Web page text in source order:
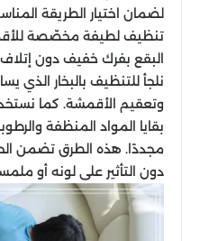
لضمان اختيار الطريقة
تنظيف لطيفة مخصّصة
البقع بفرك خفيف دون
نلجأ للتنظيف بالبخار الذي
وتعقيم الأقمشة. كما
بقايا المواد المنظفة
مجددًا. هذه الطرق تضمن
دون التأثير على لونه أو